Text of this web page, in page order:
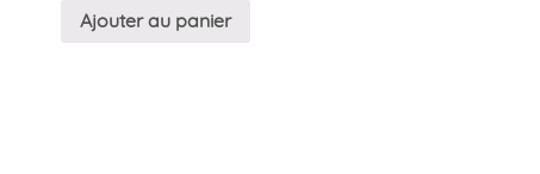
Ajouter au panier